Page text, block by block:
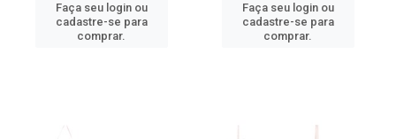
Faça seu login ou
cadastre-se para
comprar.
Faça seu login ou
cadastre-se para
comprar.